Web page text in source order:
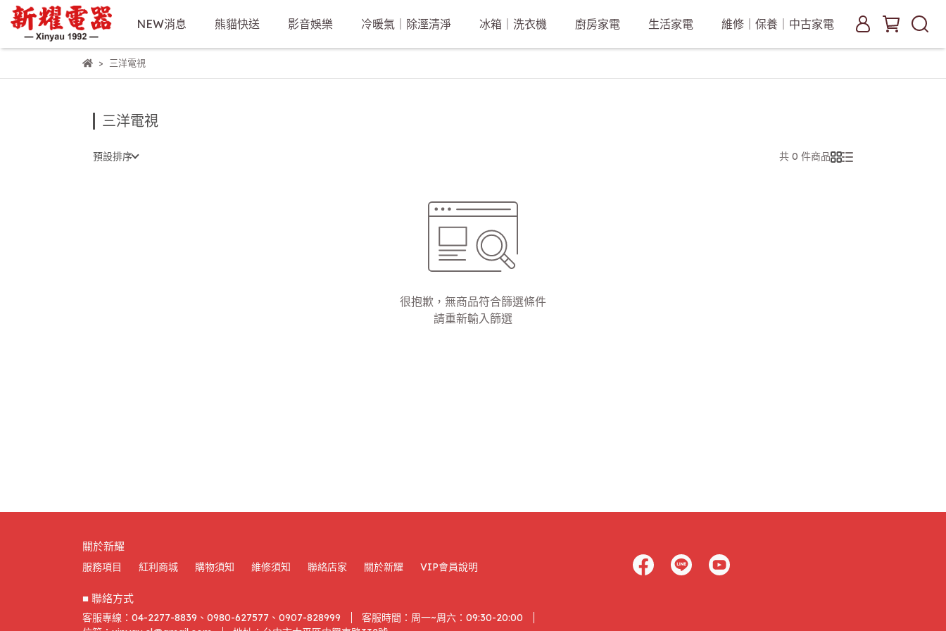
NEW消息 熊貓快送 影音娛樂 冷暖氣｜除溼清淨 冰箱｜洗衣機 廚房家電 生活家電 維修｜保養｜中古家電
三洋電視
三洋電視
預設排序 共 0 件商品
很抱歉，無商品符合篩選條件
請重新輸入篩選
關於新耀
服務項目 紅利商城 購物須知 維修須知 聯絡店家 關於新耀 VIP會員說明
■ 聯絡方式
客服專線：04-2277-8839、0980-627577、0907-828999
客服時間：周一~周六：09:30-20:00